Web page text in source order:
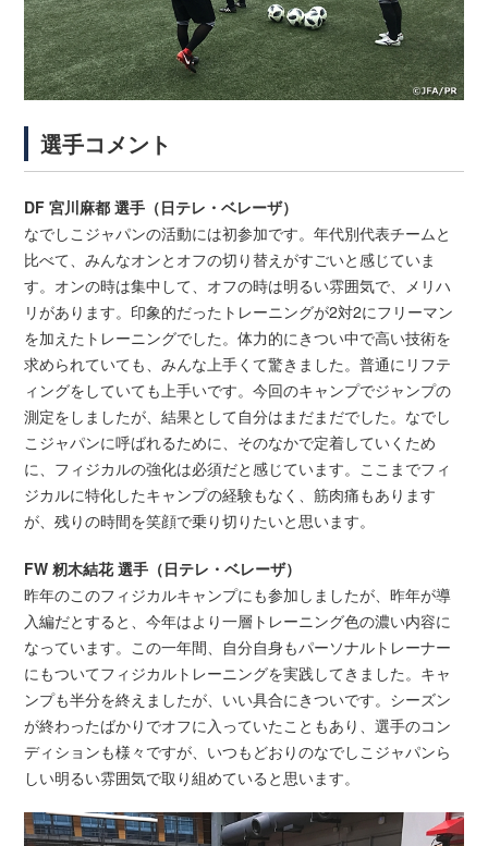
選手コメント
DF 宮川麻都 選手（日テレ・ベレーザ）
なでしこジャパンの活動には初参加です。年代別代表チームと
比べて、みんなオンとオフの切り替えがすごいと感じていま
す。オンの時は集中して、オフの時は明るい雰囲気で、メリハ
リがあります。印象的だったトレーニングが2対2にフリーマン
を加えたトレーニングでした。体力的にきつい中で高い技術を
求められていても、みんな上手くて驚きました。普通にリフテ
ィングをしていても上手いです。今回のキャンプでジャンプの
測定をしましたが、結果として自分はまだまだでした。なでし
こジャパンに呼ばれるために、そのなかで定着していくため
に、フィジカルの強化は必須だと感じています。ここまでフィ
ジカルに特化したキャンプの経験もなく、筋肉痛もあります
が、残りの時間を笑顔で乗り切りたいと思います。
FW 籾木結花 選手（日テレ・ベレーザ）
昨年のこのフィジカルキャンプにも参加しましたが、昨年が導
入編だとすると、今年はより一層トレーニング色の濃い内容に
なっています。この一年間、自分自身もパーソナルトレーナー
にもついてフィジカルトレーニングを実践してきました。キャ
ンプも半分を終えましたが、いい具合にきついです。シーズン
が終わったばかりでオフに入っていたこともあり、選手のコン
ディションも様々ですが、いつもどおりのなでしこジャパンら
しい明るい雰囲気で取り組めていると思います。